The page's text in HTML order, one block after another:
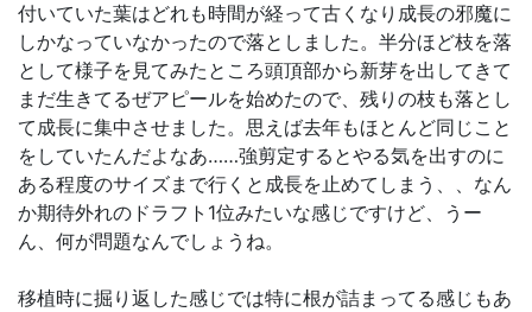
付いていた葉はどれも時間が経って古くなり成長の邪魔に
しかなっていなかったので落としました。半分ほど枝を落
として様子を見てみたところ頭頂部から新芽を出してきて
まだ生きてるぜアピールを始めたので、残りの枝も落とし
て成長に集中させました。思えば去年もほとんど同じこと
をしていたんだよなあ……強剪定するとやる気を出すのに
ある程度のサイズまで行くと成長を止めてしまう、、なん
か期待外れのドラフト1位みたいな感じですけど、うー
ん、何が問題なんでしょうね。
移植時に掘り返した感じでは特に根が詰まってる感じもあ